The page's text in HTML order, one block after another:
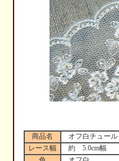
商品名
オフ白チュー
レース幅
約 5.0cm幅